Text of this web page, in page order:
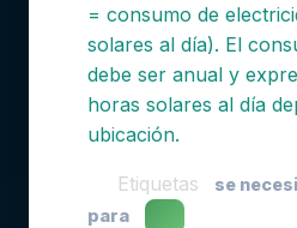
= consumo de
solares al día). El
debe ser anual y
horas solares al día
ubicación.
Etiquetas se
para